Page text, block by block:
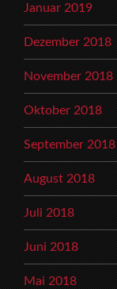
Januar 2019
Dezember 2018
November 2018
Oktober 2018
September 2018
August 2018
Juli 2018
Juni 2018
Mai 2018